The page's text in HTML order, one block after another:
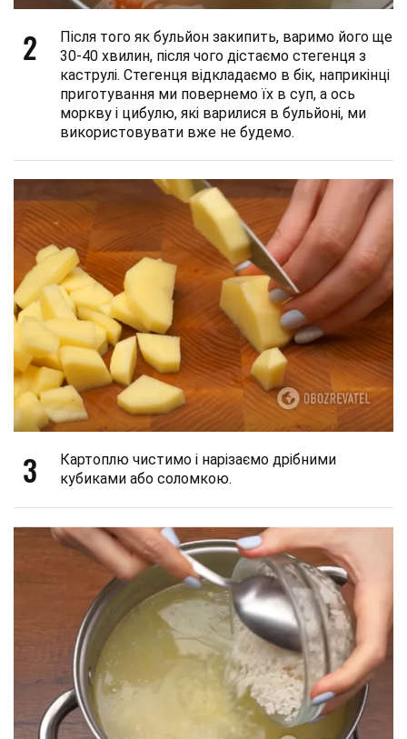
2
Після того як бульйон закипить, варимо його ще
30-40 хвилин, після чого дістаємо стегенця з
каструлі. Стегенця відкладаємо в бік, наприкінці
приготування ми повернемо їх в суп, а ось
моркву і цибулю, які варилися в бульйоні, ми
використовувати вже не будемо.
3
Картоплю чистимо і нарізаємо дрібними
кубиками або соломкою.